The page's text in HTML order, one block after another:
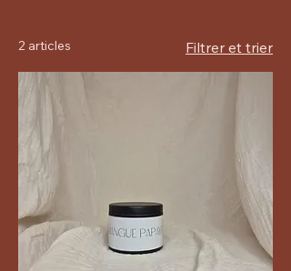
2 articles Filtrer et trier